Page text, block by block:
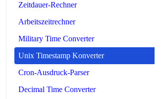
Zeitdauer-Rechner
Arbeitszeitrechner
Military Time Converter
Unix Timestamp Konverter
Cron-Ausdruck-Parser
Decimal Time Converter